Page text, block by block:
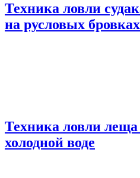
Техника ловли
на русловых бровках
Техника ловли
холодной воде